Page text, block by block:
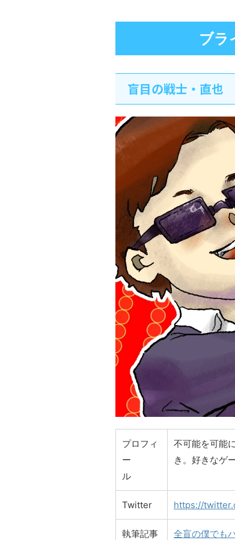
ブラ
盲目の戦士・直也
プロフィ
ー
ル
不可能を可能
き。好きなゲ
Twitter https://
執筆記事
全盲の僕でも